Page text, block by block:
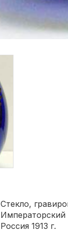
Стекло,
Императорский
Россия 1913 г.